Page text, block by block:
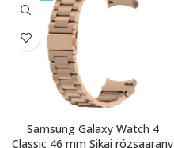
Samsung Galaxy Watch 4
Classic 46 mm Sikai rózsaarany